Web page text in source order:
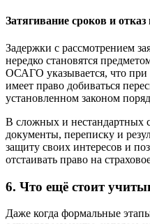
Затягивание сроков и
Задержки с рассмотрением
нередко становятся
ОСАГО указывается, что при
имеет право добиваться
установленном законом
В сложных и нестандартных
документы, переписку и
защиту своих интересов и
отстаивать право на
6. Что ещё стоит
Даже когда формальные